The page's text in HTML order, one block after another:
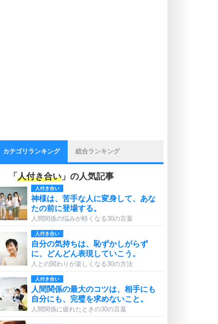
カテゴリランキング 総合ランキング
「 人付き合い 」の人気記事
人付き合い
神様は、苦手な人に変身して、あな
たの前に登場する。
人間関係の悩みが軽くなる30の言葉
人付き合い
自分の気持ちは、恥ずかしがらず
に、どんどん表現していこう。
人との関わりが楽しくなる30の方法
人付き合い
人間関係の最大のコツは、相手にも
自分にも、完璧を求めないこと。
人間関係に疲れたときの30の言葉